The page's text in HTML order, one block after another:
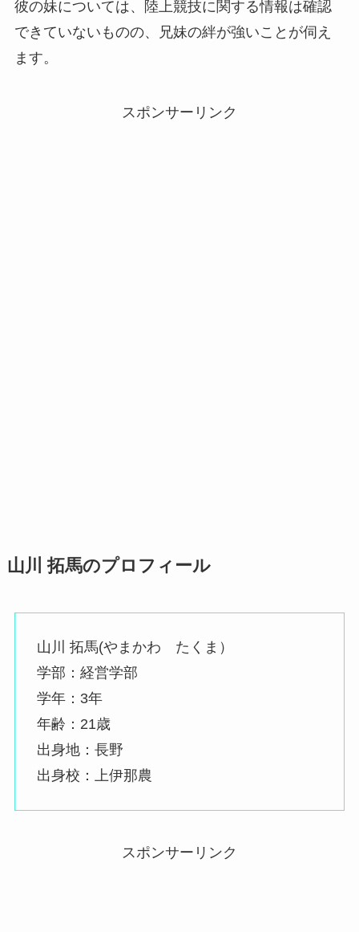
彼の妹については、陸上競技に関する情報は確認
できていないものの、兄妹の絆が強いことが伺え
ます。
スポンサーリンク
山川 拓馬のプロフィール
山川 拓馬(やまかわ たくま）
学部：経営学部
学年：3年
年齢：21歳
出身地：長野
出身校：上伊那農
スポンサーリンク